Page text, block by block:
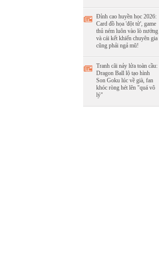
Đỉnh cao huyền học 2026:
Card đồ họa 'đột tử', game
thủ ném luôn vào lò nướng
và cái kết khiến chuyên gia
cũng phải ngả mũ!
Tranh cãi nảy lửa toàn cầu:
Dragon Ball lộ tạo hình
Son Goku lúc về già, fan
khóc ròng hét lên "quá vô
lý"